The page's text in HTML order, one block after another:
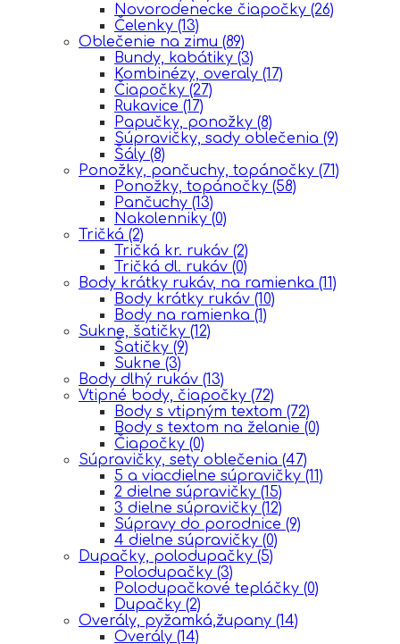
Novorodenecke čiapočky (26)
Čelenky (13)
Oblečenie na zimu (89)
Bundy, kabátiky (3)
Kombinézy, overaly (17)
Čiapočky (27)
Rukavice (17)
Papučky, ponožky (8)
Súpravičky, sady oblečenia (9)
Šály (8)
Ponožky, pančuchy, topánočky (71)
Ponožky, topánočky (58)
Pančuchy (13)
Nakolenniky (0)
Tričká (2)
Tričká kr. rukáv (2)
Tričká dl. rukáv (0)
Body krátky rukáv, na ramienka (11)
Body krátky rukáv (10)
Body na ramienka (1)
Sukne, šatičky (12)
Šatičky (9)
Sukne (3)
Body dlhý rukáv (13)
Vtipné body, čiapočky (72)
Body s vtipným textom (72)
Body s textom na želanie (0)
Čiapočky (0)
Súpravičky, sety oblečenia (47)
5 a viacdielne súpravičky (11)
2 dielne súpravičky (15)
3 dielne súpravičky (12)
Súpravy do porodnice (9)
4 dielne súpravičky (0)
Dupačky, polodupačky (5)
Polodupačky (3)
Polodupačkové tepláčky (0)
Dupačky (2)
Overály, pyžamká,župany (14)
Overály (14)